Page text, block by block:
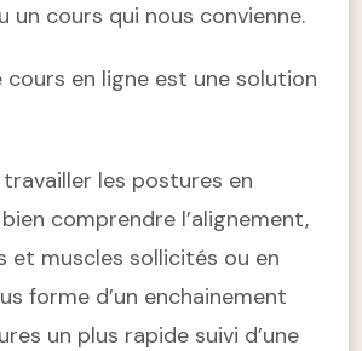
un cours qui nous convienne.
cours en ligne est une solution
les postures en
comprendre l’alignement,
et muscles sollicités ou en
forme d’un enchainement
un plus rapide suivi d’une